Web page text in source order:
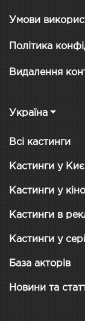
Умови
Політика
Видалення
Україна
Всі кастинги
Кастинги у
Кастинги у кіно
Кастинги в
Кастинги у
База акторів
Новини та